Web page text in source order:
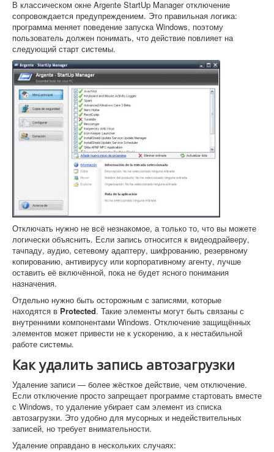
В классическом окне Argente StartUp Manager отключение
сопровождается предупреждением. Это правильная логика:
программа меняет поведение запуска Windows, поэтому
пользователь должен понимать, что действие повлияет на
следующий старт системы.
Отключать нужно не всё незнакомое, а только то, что вы можете
логически объяснить. Если запись относится к видеодрайверу,
тачпаду, аудио, сетевому адаптеру, шифрованию, резервному
копированию, антивирусу или корпоративному агенту, лучше
оставить её включённой, пока не будет ясного понимания
назначения.
Отдельно нужно быть осторожным с записями, которые
находятся в Protected. Такие элементы могут быть связаны с
внутренними компонентами Windows. Отключение защищённых
элементов может привести не к ускорению, а к нестабильной
работе системы.
Как удалить запись автозагрузки
Удаление записи — более жёсткое действие, чем отключение.
Если отключение просто запрещает программе стартовать вместе
с Windows, то удаление убирает сам элемент из списка
автозагрузки. Это удобно для мусорных и недействительных
записей, но требует внимательности.
Удаление оправдано в нескольких случаях: